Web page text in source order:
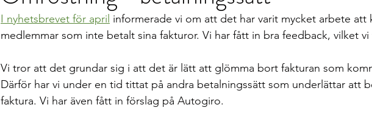
I nyhetsbrevet för april informerade vi om att det har varit mycket arbete att
medlemmar som inte betalt sina fakturor. Vi har fått in bra feedback, vilket vi
Vi tror att det grundar sig i att det är lätt att glömma bort fakturan som
Därför har vi under en tid tittat på andra betalningssätt som underlättar att
faktura. Vi har även fått in förslag på Autogiro.